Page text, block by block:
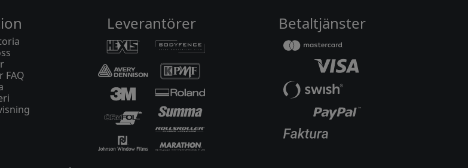
FAQ
Leverantörer Betaltjänster